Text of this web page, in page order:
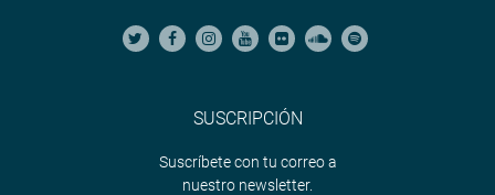
SUSCRIPCIÓN
Suscríbete con tu correo a
nuestro newsletter.